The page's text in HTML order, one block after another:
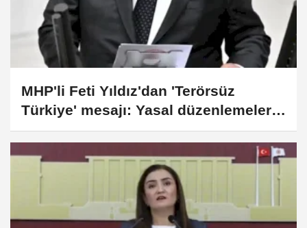
MHP'li Feti Yıldız'dan 'Terörsüz
Türkiye' mesajı: Yasal düzenlemeler
kalıcı sonuç üretecek